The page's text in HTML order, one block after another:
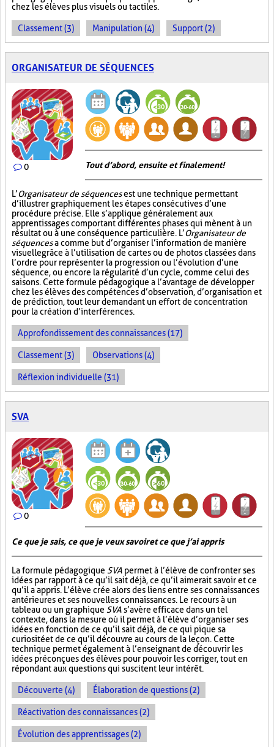
chez les élèves plus visuels ou tactiles.
Classement (3) Manipulation (4) Support (2)
ORGANISATEUR DE SÉQUENCES
0 Tout d’abord, ensuite et finalement!
L’Organisateur de séquencesest une technique permettant
d’illustrer graphiquement les étapes consécutives d’une
procédure précise. Elle s’applique généralement aux
apprentissages comportant différentes phases qui mènent à un
résultat ou à une conséquence particulière. L’Organisateur de
séquencesa comme but d’organiser l’information de manière
visuellegrâce à l’utilisation de cartes ou de photos classées dans
l’ordre pour représenter la progression ou l’évolution d’une
séquence, ou encore la régularité d’un cycle, comme celui des
saisons. Cette formule pédagogique a l’avantage de développer
chez les élèves des compétences d’observation, d’organisation et
de prédiction, tout leur demandant un effort de concentration
pour la création d’interférences.
Approfondissement des connaissances (17)
Classement (3) Observations (4)
Réflexion individuelle (31)
SVA
0
Ce que je sais, ce que je veux savoir et ce que j’ai appris
La formule pédagogique SVA permet à l’élève de confronter ses
idées par rapport à ce qu’il sait déjà, ce qu’il aimerait savoir et ce
qu’il a appris. L’élève crée alors des liens entre ses connaissances
antérieures et ses nouvelles connaissances. Le recours à un
tableau ou un graphique SVA s’avère efficace dans un tel
contexte, dans la mesure où il permet à l’élève d’organiser ses
idées en fonction de ce qu’il sait déjà, de ce qui pique sa
curiosité et de ce qu’il découvre au cours de la leçon. Cette
technique permet également à l’enseignant de découvrir les
idées préconçues des élèves pour pouvoir les corriger, tout en
répondant aux questions qui suscitent leur intérêt.
Découverte (4) Élaboration de questions (2)
Réactivation des connaissances (2)
Évolution des apprentissages (2)